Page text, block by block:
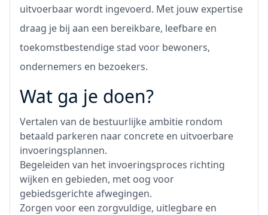
uitvoerbaar wordt ingevoerd. Met jouw expertise
draag je bij aan een bereikbare, leefbare en
toekomstbestendige stad voor bewoners,
ondernemers en bezoekers.
Wat ga je doen?
Vertalen van de bestuurlijke ambitie rondom
betaald parkeren naar concrete en uitvoerbare
invoeringsplannen.
Begeleiden van het invoeringsproces richting
wijken en gebieden, met oog voor
gebiedsgerichte afwegingen.
Zorgen voor een zorgvuldige, uitlegbare en